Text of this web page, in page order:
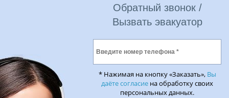
Обратный звонок /
Вызвать эвакуатор
* Нажимая на кнопку «Заказать», Вы
даёте согласие на обработку своих
персональных данных.